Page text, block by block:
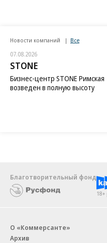
Новости компаний Все
07.08.2026
STONE
Бизнес-центр STONE Римская
возведен в полную высоту
Благотворительный фонд
18+
О «Коммерсанте»
Архив